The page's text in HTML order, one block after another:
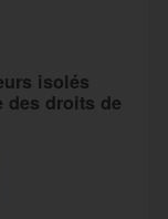
isolés
des droits de